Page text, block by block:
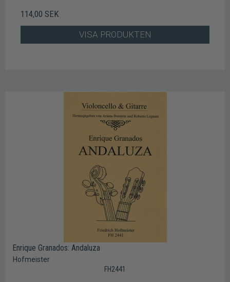
114,00 SEK
VISA PRODUKTEN
Enrique Granados: Andaluza
Hofmeister
FH2441